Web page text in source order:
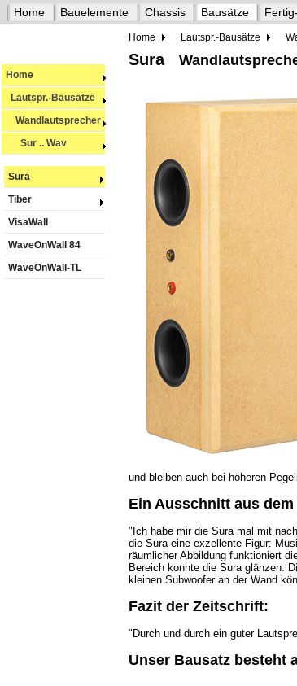
Home Bauelemente Chassis Bausätze
Home Lautspr.-Bausätze
Home
Lautspr.-Bausätze
Wandlautsprecher
Sur .. Wav
Sura
Tiber
VisaWall
WaveOnWall 84
WaveOnWall-TL
Sura
und bleiben auch bei höheren
Ein Ausschnitt aus
"Ich habe mir die Sura mal mit
die Sura eine exzellente Figur:
räumlicher Abbildung funktioniert
Bereich konnte die Sura glänzen:
kleinen Subwoofer an der Wand
Fazit der Zeitschrift:
"Durch und durch ein guter
Unser Bausatz besteht